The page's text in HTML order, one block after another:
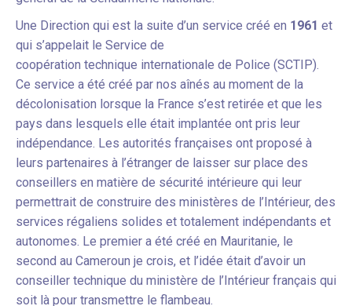
Une Direction qui est la suite d’un service créé en 1961 et
qui s’appelait le Service de
coopération technique internationale de Police (SCTIP).
Ce service a été créé par nos aînés au moment de la
décolonisation lorsque la France s’est retirée et que les
pays dans lesquels elle était implantée ont pris leur
indépendance. Les autorités françaises ont proposé à
leurs partenaires à l’étranger de laisser sur place des
conseillers en matière de sécurité intérieure qui leur
permettrait de construire des ministères de l’Intérieur, des
services régaliens solides et totalement indépendants et
autonomes. Le premier a été créé en Mauritanie, le
second au Cameroun je crois, et l’idée était d’avoir un
conseiller technique du ministère de l’Intérieur français qui
soit là pour transmettre le flambeau.